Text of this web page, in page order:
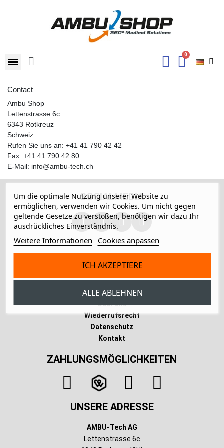
Contact
Ambu Shop
Lettenstrasse 6c
6343 Rotkreuz
Schweiz
Rufen Sie uns an: +41 41 790 42 42
Fax: +41 41 790 42 80
E-Mail: info@ambu-tech.ch
SOCIALMEDIA
INFORMATIONEN
AGB
Über uns
Wiederrufsrecht
Datenschutz
Kontakt
ZAHLUNGSMÖGLICHKEITEN
UNSERE ADRESSE
AMBU-Tech AG
Lettenstrasse 6c
Um die optimale Nutzung unserer Website zu
ermöglichen, verwenden wir Cookies. Um nicht gegen
geltende Gesetze zu verstoßen, benötigen wir dazu Ihr
ausdrückliches Einverständnis.
Weitere Informationen Cookies anpassen
ALLE ABLEHNEN
ICH AKZEPTIERE